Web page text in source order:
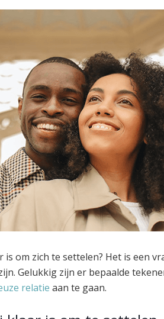
om zich te settelen? Het is een
Gelukkig zijn er bepaalde
relatie aan te gaan.